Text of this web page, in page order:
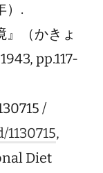
）.
』（かきょ
pp.117-
/
,
Diet